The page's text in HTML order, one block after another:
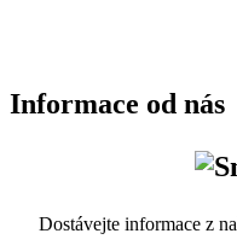
Informace od nás
Dostávejte informace z